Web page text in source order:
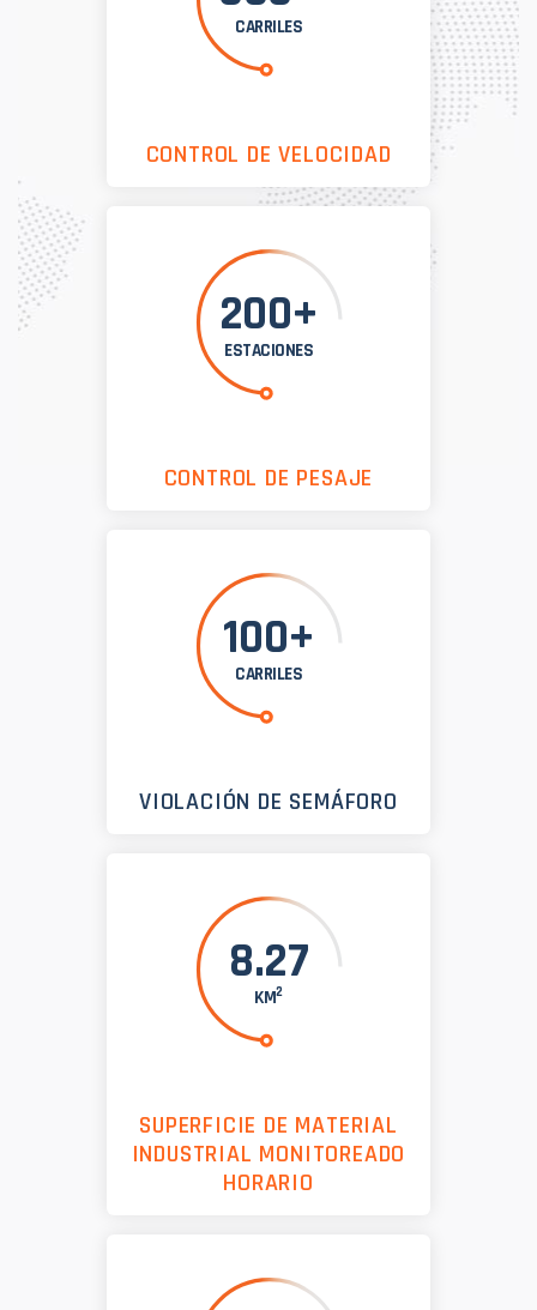
CARRILES
CONTROL DE VELOCIDAD
200+
ESTACIONES
CONTROL DE PESAJE
100+
CARRILES
VIOLACIÓN DE SEMÁFORO
8.27
KM2
SUPERFICIE DE MATERIAL
INDUSTRIAL MONITOREADO
HORARIO